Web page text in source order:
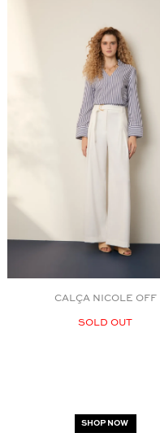
que você deseja:
de privacidade
CALÇA NICOLE OFF
SOLD OUT
SHOP NOW